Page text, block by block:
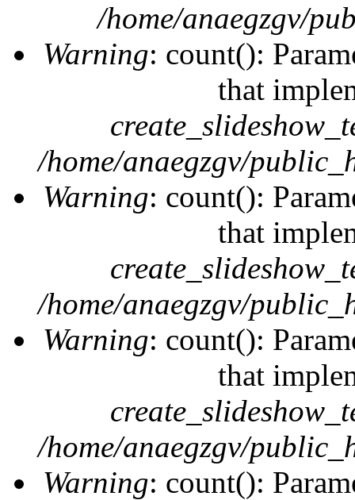
/home/anaegzgv/
Warning: count():
that
/home/anaegzgv/
Warning: count():
that
/home/anaegzgv/
Warning: count():
that
/home/anaegzgv/
Warning: count():